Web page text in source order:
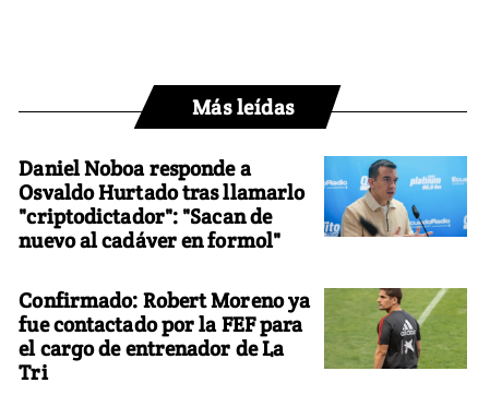
Más leídas
Daniel Noboa responde a
Osvaldo Hurtado tras llamarlo
"criptodictador": "Sacan de
nuevo al cadáver en formol"
Confirmado: Robert Moreno ya
fue contactado por la FEF para
el cargo de entrenador de La
Tri